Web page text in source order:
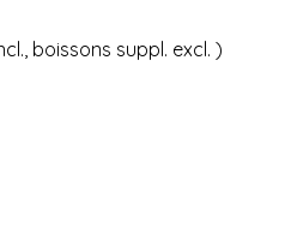
boissons suppl. excl. )